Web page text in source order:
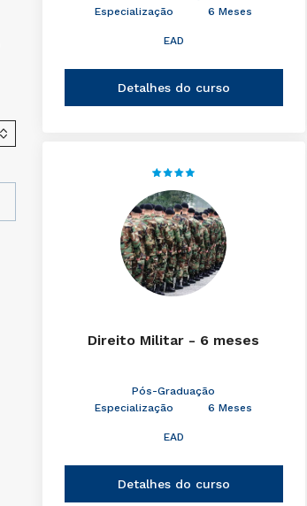
Especialização
6 Meses
EAD
Detalhes do curso
Direito Militar - 6 meses
Pós-Graduação
Especialização
6 Meses
EAD
Detalhes do curso